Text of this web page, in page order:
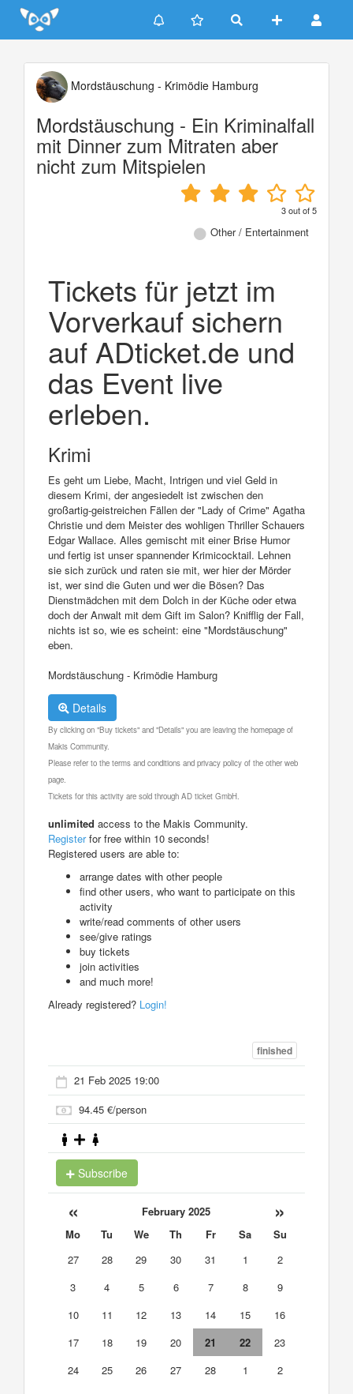
Update cookies preferences
Mordstäuschung - Krimödie Hamburg
Mordstäuschung - Ein Kriminalfall
mit Dinner zum Mitraten aber
nicht zum Mitspielen
3out of5
Other / Entertainment
Tickets für jetzt im
Vorverkauf sichern
auf ADticket.de und
das Event live
erleben.
Krimi
Es geht um Liebe, Macht, Intrigen und viel Geld in
diesem Krimi, der angesiedelt ist zwischen den
großartig-geistreichen Fällen der "Lady of Crime" Agatha
Christie und dem Meister des wohligen Thriller Schauers
Edgar Wallace. Alles gemischt mit einer Brise Humor
und fertig ist unser spannender Krimicocktail. Lehnen
sie sich zurück und raten sie mit, wer hier der Mörder
ist, wer sind die Guten und wer die Bösen? Das
Dienstmädchen mit dem Dolch in der Küche oder etwa
doch der Anwalt mit dem Gift im Salon? Knifflig der Fall,
nichts ist so, wie es scheint: eine "Mordstäuschung"
eben.
Mordstäuschung - Krimödie Hamburg
Details
By clicking on "Buy tickets" and "Details" you are leaving the homepage of
Makis Community.
Please refer to the terms and conditions and privacy policy of the other web
page.
Tickets for this activity are sold through AD ticket GmbH.
unlimited access to the Makis Community.
Registerfor free within 10 seconds!
Registered users are able to:
arrange dates with other people
find other users, who want to participate on this
activity
write/read comments of other users
see/give ratings
buy tickets
join activities
and much more!
Already registered? Login!
finished
21 Feb 2025 19:00
94.45 €/person
Subscribe
« February 2025 »
Mo Tu We Th Fr Sa
Su
27
28 29 30 31 1
2
3
4 5 6 7 8
9
10
11 12 13 14 15
16
17
18 19 20 21 22
23
24
25 26 27 28 1
2